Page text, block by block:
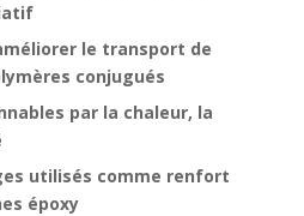
le transport de
conjugués
par la chaleur, la
utilisés comme renfort
époxy